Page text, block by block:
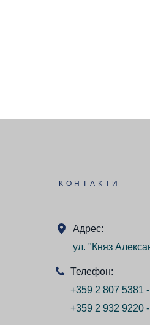
КОНТАКТИ
Адрес:
ул. "Княз
Телефон:
+359 2 807 5381
+359 2 932 9220